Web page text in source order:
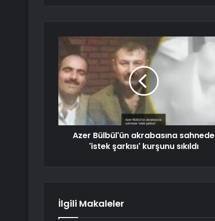
Azer Bülbül'ün akrabasına sahnede
'istek şarkısı' kurşunu sıkıldı
İlgili Makaleler